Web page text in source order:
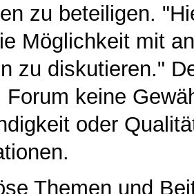
zu beteiligen.
Möglichkeit mit
zu diskutieren."
Forum keine
oder
Themen und